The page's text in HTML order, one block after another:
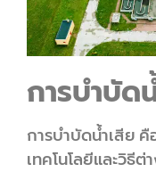
การบำบัด
การบำบัดน้ำเสีย คื
เทคโนโลยีและวิธีต่